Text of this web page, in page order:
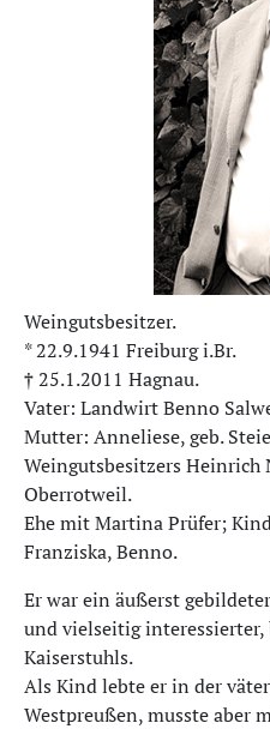
Weingutsbesitzer.
* 22.9.1941 Freiburg i.Br.
† 25.1.2011 Hagnau.
Vater: Landwirt Benno
Mutter: Anneliese, geb.
Weingutsbesitzers Heinrich
Oberrotweil.
Ehe mit Martina Prüfer;
Franziska, Benno.
Er war ein äußerst
und vielseitig
Kaiserstuhls.
Als Kind lebte er in der
Westpreußen, musste aber